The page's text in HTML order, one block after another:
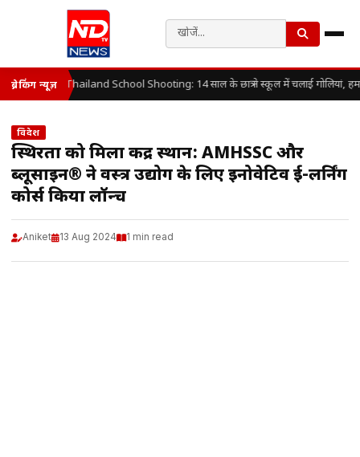
ब्रेकिंग न्यूज़ Thailand School Shooting: 14 साल के छात्र ने स्कूल में चलाई गोलियां,
विदेश
स्थिरता को मिला केंद्र स्थान: AMHSSC और
ब्लूसाइन® ने वस्त्र उद्योग के लिए इनोवेटिव ई-लर्निंग
कोर्स किया लॉन्च
Aniket 13 Aug 2024 1 min read